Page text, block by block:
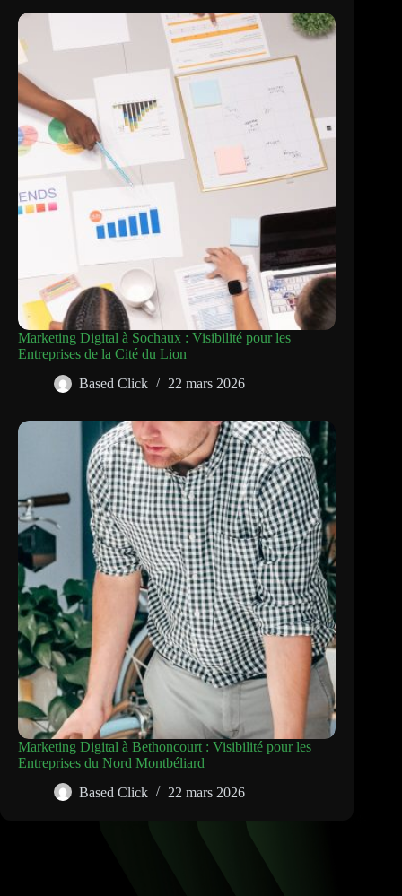
Marketing Digital à Sochaux : Visibilité pour les
Entreprises de la Cité du Lion
Based Click
22 mars 2026
Marketing Digital à Bethoncourt : Visibilité pour les
Entreprises du Nord Montbéliard
Based Click
22 mars 2026